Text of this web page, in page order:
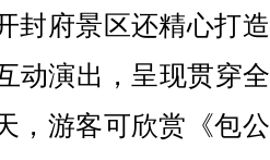
府景区还精心打
动演出，呈现贯穿
，游客可欣赏《包